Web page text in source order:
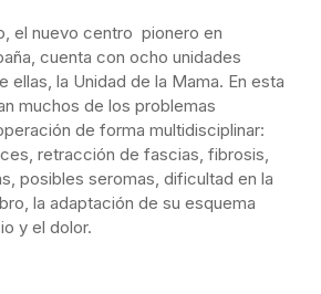
el nuevo centro pionero en
cuenta con ocho unidades
ellas, la Unidad de la Mama. En esta
muchos de los problemas
de forma multidisciplinar:
retracción de fascias, fibrosis,
posibles seromas, dificultad en la
la adaptación de su esquema
y el dolor.